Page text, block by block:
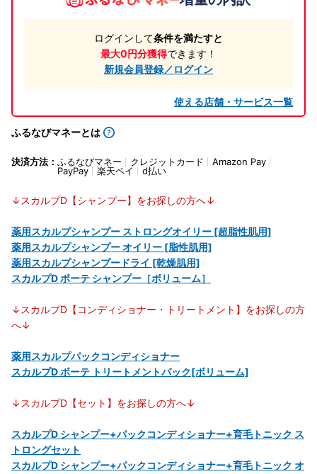
ログインして条件を満たすと
最大0円分獲得できます！
新規会員登録／ログイン
使える店舗・サービス一覧
ふるなびマネーとは
決済方法： ふるなびマネー クレジットカード
Amazon Pay
PayPay
楽天ペイ d払い
↓スカルプD【シャンプー】をお探しの方へ↓
薬用スカルプシャンプー ストロングオイリー [超脂性肌用]
薬用スカルプシャンプー オイリー [脂性肌用]
薬用スカルプシャンプードライ [乾燥肌用]
スカルプD ボーテ シャンプー［ボリューム］
↓スカルプD【コンディショナー・トリートメント】をお探しの方
へ↓
薬用スカルプパックコンディショナー
スカルプD ボーテ トリートメントパック[ボリューム]
↓スカルプD【セット】をお探しの方へ↓
スカルプD シャンプー+パックコンディショナー+育毛トニック ス
トロングセット
スカルプD シャンプー+パックコンディショナー+育毛トニック オ